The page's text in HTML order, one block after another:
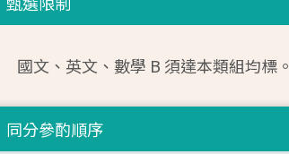
國文、英文、數學 B 須達本類組均標。
同分參酌順序